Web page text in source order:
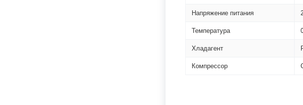
Напряжение питания
Температура
Хладагент
Компрессор